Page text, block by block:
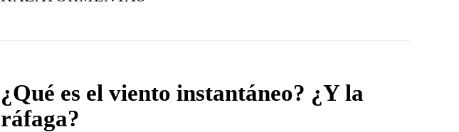
¿Qué es el viento instantáneo? ¿Y la
ráfaga?